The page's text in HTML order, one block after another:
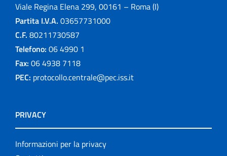
Viale Regina Elena 299, 00161 – Roma (I)
Partita I.V.A. 03657731000
C.F. 80211730587
Telefono: 06 4990 1
Fax: 06 4938 7118
PEC: protocollo.centrale@pec.iss.it
PRIVACY
Informazioni per la privacy